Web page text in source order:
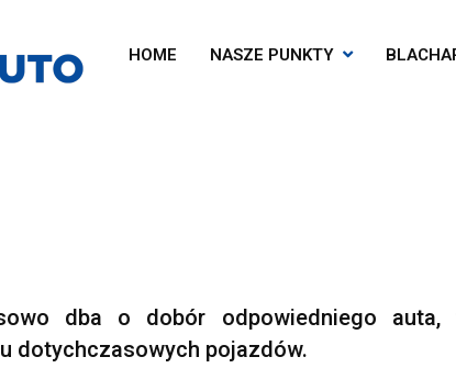
HOME NASZE PUNKTY
dba o dobór odpowiedniego auta,
dotychczasowych pojazdów.